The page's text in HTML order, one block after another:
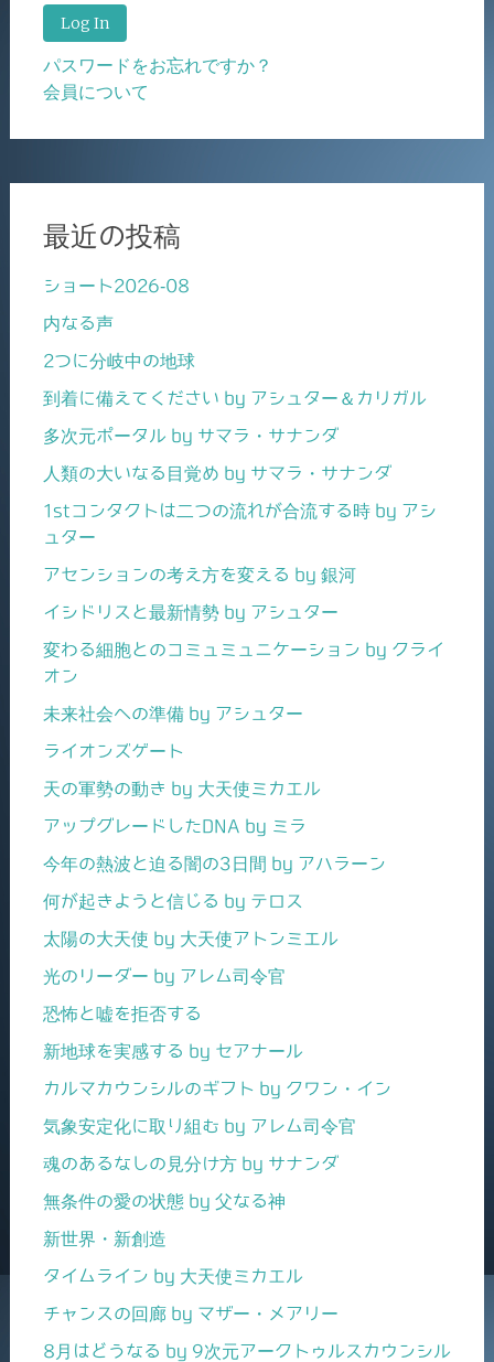
パスワードをお忘れですか？
会員について
最近の投稿
ショート2026-08
内なる声
2つに分岐中の地球
到着に備えてください by アシュター＆カリガル
多次元ポータル by サマラ・サナンダ
人類の大いなる目覚め by サマラ・サナンダ
1stコンタクトは二つの流れが合流する時 by アシ
ュター
アセンションの考え方を変える by 銀河
イシドリスと最新情勢 by アシュター
変わる細胞とのコミュミュニケーション by クライ
オン
未来社会への準備 by アシュター
ライオンズゲート
天の軍勢の動き by 大天使ミカエル
アップグレードしたDNA by ミラ
今年の熱波と迫る闇の3日間 by アハラーン
何が起きようと信じる by テロス
太陽の大天使 by 大天使アトンミエル
光のリーダー by アレム司令官
恐怖と嘘を拒否する
新地球を実感する by セアナール
カルマカウンシルのギフト by クワン・イン
気象安定化に取り組む by アレム司令官
魂のあるなしの見分け方 by サナンダ
無条件の愛の状態 by 父なる神
新世界・新創造
タイムライン by 大天使ミカエル
チャンスの回廊 by マザー・メアリー
8月はどうなる by 9次元アークトゥルスカウンシル